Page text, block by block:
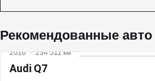
Рекомендованные авто
2016 · 234 511 км
Audi Q7